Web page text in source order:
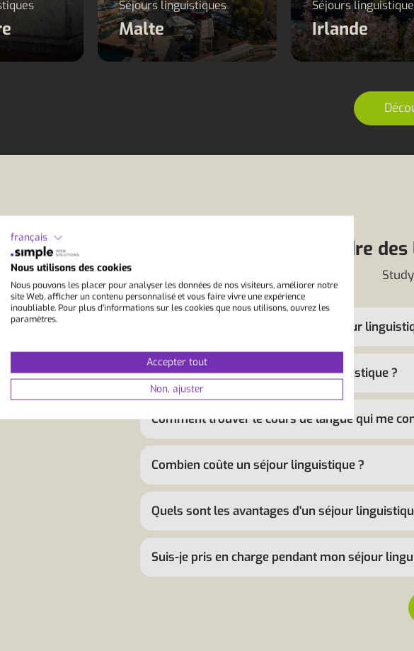
Séjours linguistiques
Malte
Séjours
Irlande
Apprendre
Pourquoi devrais-je réserver un séjour
Comment se déroule un séjour linguistique ?
Comment trouver le cours de langue qui me
Combien coûte un séjour linguistique ?
Quels sont les avantages d'un séjour
Suis-je pris en charge pendant mon séjour
français
Nous utilisons des cookies
Nous pouvons les placer pour analyser les données de nos visiteurs, améliorer notre
site Web, afficher un contenu personnalisé et vous faire vivre une expérience
inoubliable. Pour plus d'informations sur les cookies que nous utilisons, ouvrez les
paramètres.
Accepter tout
Non, ajuster